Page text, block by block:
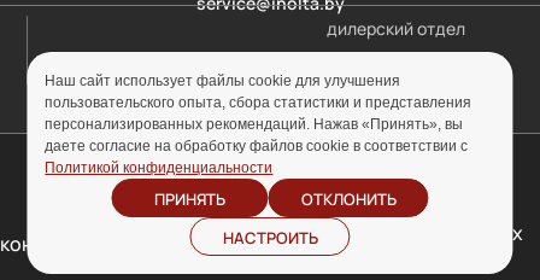
дилерский отдел
© ООО «Инолта» 2010-2026 г. УНП 691302759
Политика
конфиденциальности
Отзыв согласия на
обработку персональных
Наш сайт использует файлы cookie для улучшения
пользовательского опыта, сбора статистики и представления
персонализированных рекомендаций. Нажав «Принять», вы
даете согласие на обработку файлов cookie в соответствии с
Политикой конфиденциальности
ПРИНЯТЬ
ОТКЛОНИТЬ
НАСТРОИТЬ